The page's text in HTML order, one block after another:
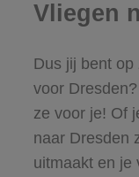
Vliegen
Dus jij bent
voor
ze voor je! Of
naar Dresden
uitmaakt en je